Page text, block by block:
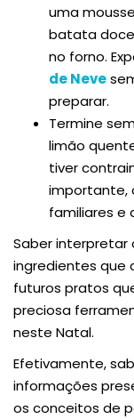
uma
batata
no forno.
de Neve
preparar.
Termine
limão
tiver
importante,
familiares e
Saber interpretar
ingredientes que
futuros pratos
preciosa
neste Natal.
Efetivamente,
informações
os conceitos de